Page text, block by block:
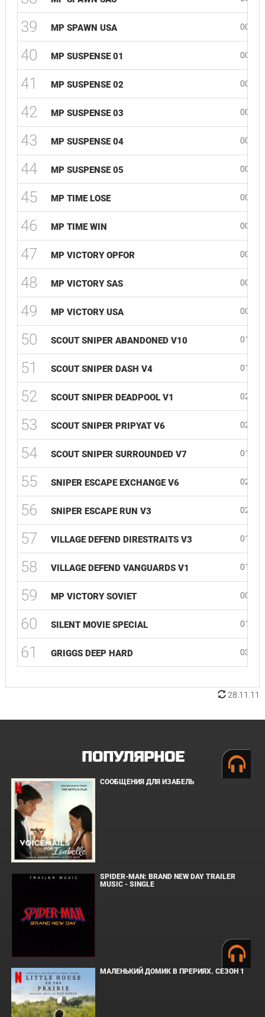
39 MP SPAWN USA 00:10
40 MP SUSPENSE 01 00:48
41 MP SUSPENSE 02 00:44
42 MP SUSPENSE 03 00:22
43 MP SUSPENSE 04 00:23
44 MP SUSPENSE 05 00:57
45 MP TIME LOSE 00:12
46 MP TIME WIN 00:18
47 MP VICTORY OPFOR 00:13
48 MP VICTORY SAS 00:13
49 MP VICTORY USA 00:13
50 SCOUT SNIPER ABANDONED V10 01:57
51 SCOUT SNIPER DASH V4 01:29
52 SCOUT SNIPER DEADPOOL V1 02:00
53 SCOUT SNIPER PRIPYAT V6 02:19
54 SCOUT SNIPER SURROUNDED V7 01:57
55 SNIPER ESCAPE EXCHANGE V6 02:02
56 SNIPER ESCAPE RUN V3 02:12
57 VILLAGE DEFEND DIRESTRAITS V3 01:28
58 VILLAGE DEFEND VANGUARDS V1 01:24
59 MP VICTORY SOVIET 00:14
60 SILENT MOVIE SPECIAL 01:24
61 GRIGGS DEEP HARD 03:44
28.11.11
ПОПУЛЯРНОЕ
СООБЩЕНИЯ ДЛЯ ИЗАБЕЛЬ
SPIDER-MAN: BRAND NEW DAY TRAILER
MUSIC - SINGLE
МАЛЕНЬКИЙ ДОМИК В ПРЕРИЯХ. СЕЗОН 1